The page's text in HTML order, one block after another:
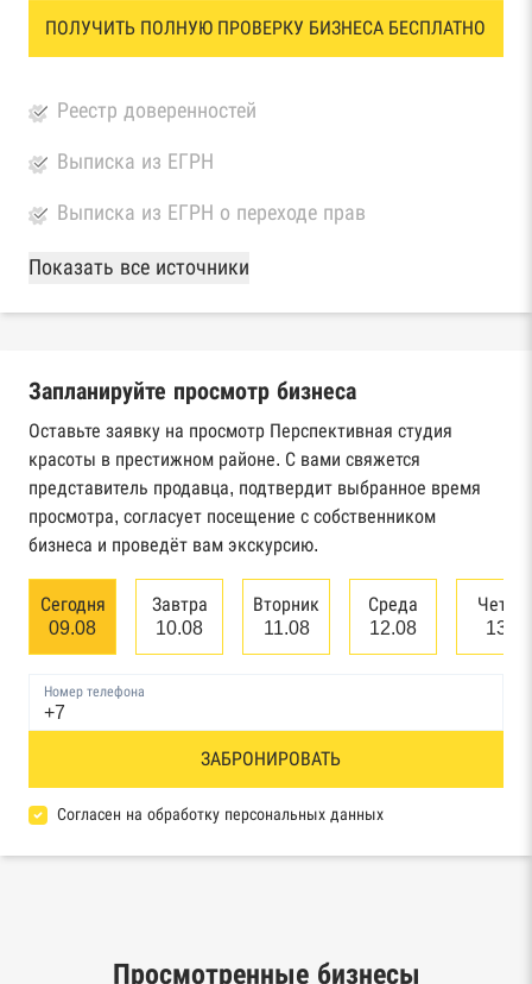
ПОЛУЧИТЬ ПОЛНУЮ ПРОВЕРКУ БИЗНЕСА БЕСПЛАТНО
Реестр доверенностей
Выписка из ЕГРН
Выписка из ЕГРН о переходе прав
База Росстата
Реестры ЕГРЮЛ и ЕГРИП Федеральной
Реестр государственных контрактов
Федерального казначейства
Картотека арбитражных дел Высшего
арбитражного суда
банкротстве юридических лиц
Единый федеральный реестр сведений о
банкротстве физических лиц
Реестр товарных знаков и знаков обслуживания
База исполнительного производства
Показать все источники
Запланируйте просмотр бизнеса
Оставьте заявку на просмотр Перспективная студия
красоты в престижном районе. С вами свяжется
представитель продавца, подтвердит выбранное время
просмотра, согласует посещение с собственником
бизнеса и проведёт вам экскурсию.
Сегодня
09.08
Завтра
10.08
Вторник
11.08
Среда
12.08
13.08
Номер телефона
ЗАБРОНИРОВАТЬ
Согласен на обработку персональных данных
Просмотренные бизнесы